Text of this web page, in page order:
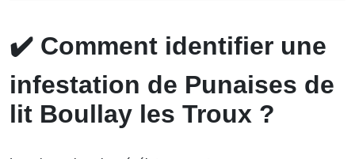
✔️ Comment identifier une
infestation de Punaises de
lit Boullay les Troux ?